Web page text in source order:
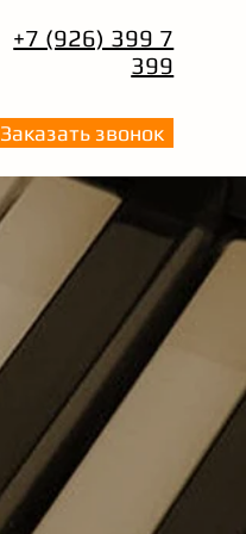
+7 (926) 399 7
399
Заказать звонок